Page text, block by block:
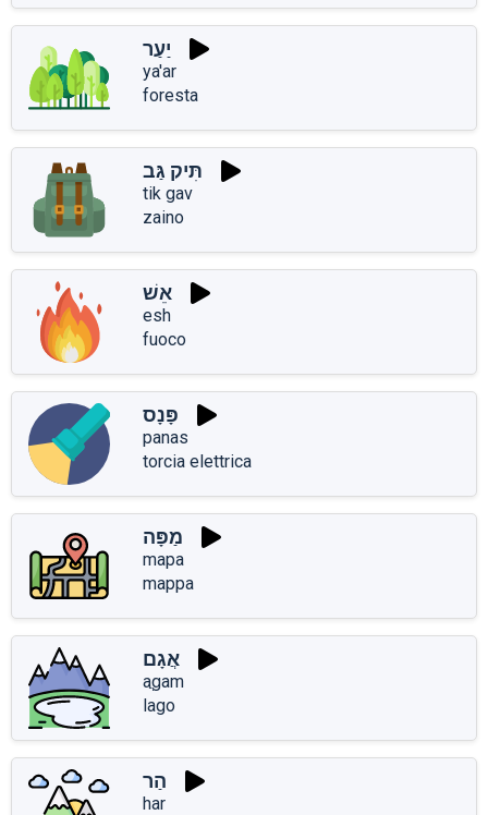
יַעַר
ya'ar
foresta
תִּיק גַּב
tik gav
zaino
אֵשׁ
esh
fuoco
פָּנָס
panas
torcia elettrica
מַפָּה
mapa
mappa
אֲגָם
aֲgam
lago
הַר
har